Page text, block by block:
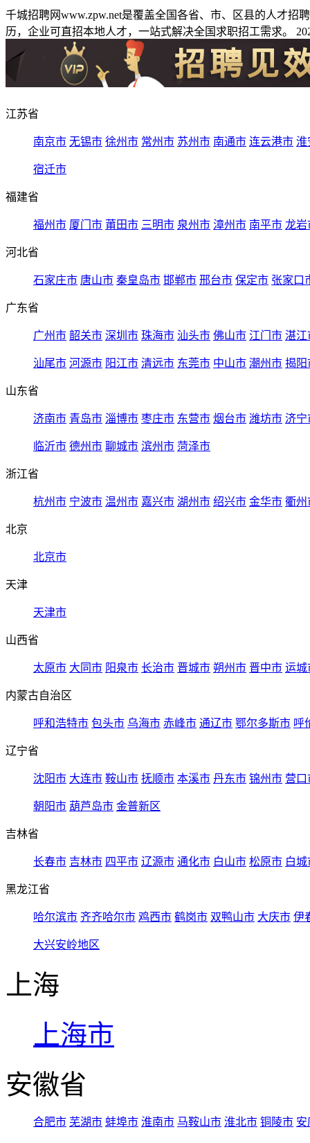
千城招聘网www.zpw.net是覆盖全国各省、市、区县的人才
历，企业可直招本地人才，一站式解决全国求职招工需求。
江苏省
南京市 无锡市 徐州市 常州市 苏州市 南通市 连云港市 淮
宿迁市
福建省
福州市 厦门市 莆田市 三明市 泉州市 漳州市 南平市 龙岩
河北省
石家庄市 唐山市 秦皇岛市 邯郸市 邢台市 保定市 张家口
广东省
广州市 韶关市 深圳市 珠海市 汕头市 佛山市 江门市 湛江
汕尾市 河源市 阳江市 清远市 东莞市 中山市 潮州市 揭阳
山东省
济南市 青岛市 淄博市 枣庄市 东营市 烟台市 潍坊市 济宁
临沂市 德州市 聊城市 滨州市 菏泽市
浙江省
杭州市 宁波市 温州市 嘉兴市 湖州市 绍兴市 金华市 衢州
北京
北京市
天津
天津市
山西省
太原市 大同市 阳泉市 长治市 晋城市 朔州市 晋中市 运城
内蒙古自治区
呼和浩特市 包头市 乌海市 赤峰市 通辽市 鄂尔多斯市 呼
辽宁省
沈阳市 大连市 鞍山市 抚顺市 本溪市 丹东市 锦州市 营口
朝阳市 葫芦岛市 金普新区
吉林省
长春市 吉林市 四平市 辽源市 通化市 白山市 松原市 白城
黑龙江省
哈尔滨市 齐齐哈尔市 鸡西市 鹤岗市 双鸭山市 大庆市 伊
大兴安岭地区
上海
上海市
安徽省
合肥市 芜湖市 蚌埠市 淮南市 马鞍山市 淮北市 铜陵市 安